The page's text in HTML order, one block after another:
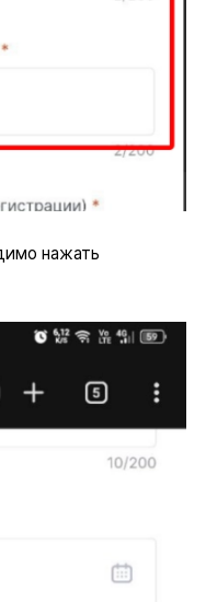
нажать